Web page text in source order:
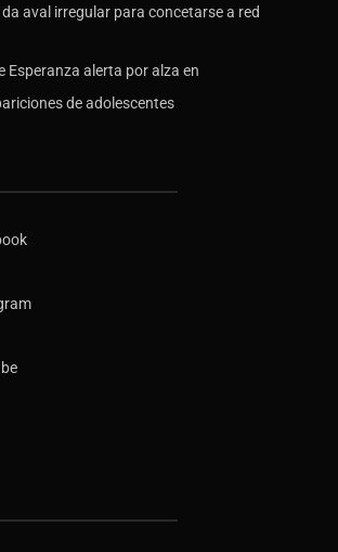
aval irregular para concetarse a red
Esperanza alerta por alza en
de adolescentes